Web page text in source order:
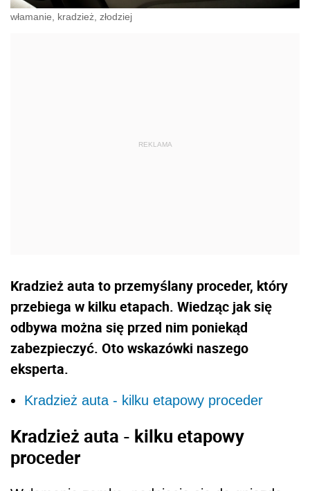
włamanie, kradzież, złodziej
Kradzież auta to przemyślany proceder, który
przebiega w kilku etapach. Wiedząc jak się
odbywa można się przed nim poniekąd
zabezpieczyć. Oto wskazówki naszego
eksperta.
Kradzież auta - kilku etapowy proceder
Kradzież auta - kilku etapowy
proceder